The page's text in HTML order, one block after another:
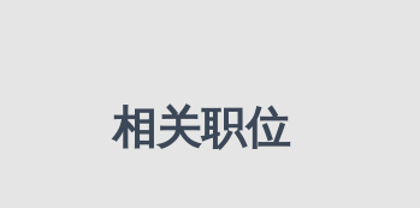
相关职位